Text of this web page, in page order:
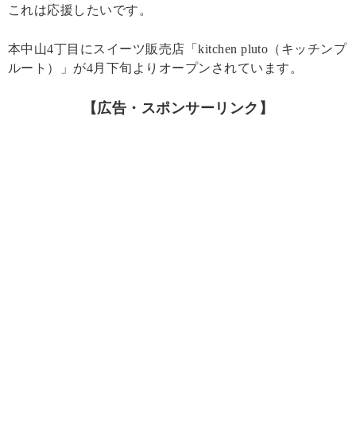
これは応援したいです。
本中山4丁目にスイーツ販売店「kitchen pluto（キッチンプ
ルート）」が4月下旬よりオープンされています。
【広告・スポンサーリンク】